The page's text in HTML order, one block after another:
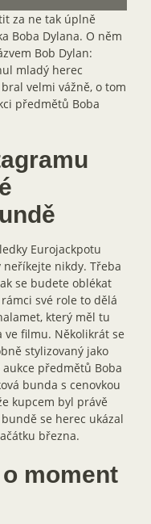
za ne tak úplně
Boba Dylana. O něm
Bob Dylan:
mladý herec
velmi vážně, o tom
předmětů Boba
Eurojackpotu
nikdy. Třeba
se budete oblékat
své role to dělá
který měl tu
ve filmu. Několikrát se
stylizovaný jako
předmětů Boba
bunda s cenovkou
kupcem byl právě
se herec ukázal
března.
moment